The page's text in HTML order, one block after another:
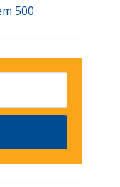
500